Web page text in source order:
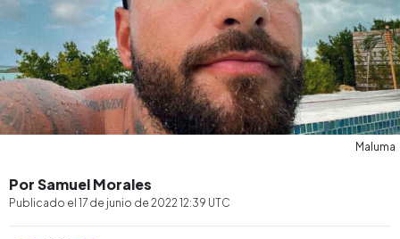
Maluma
Por Samuel Morales
Publicado el 17 de junio de 2022 12:39 UTC